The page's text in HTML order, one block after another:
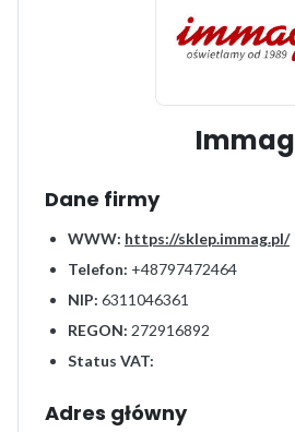
Immag
Dane firmy
WWW: https://sklep.immag.pl/
Telefon: +48797472464
NIP: 6311046361
REGON: 272916892
Status VAT:
Adres główny